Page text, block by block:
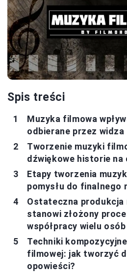
Spis treści
Muzyka filmowa
odbierane przez widza
Tworzenie muzyki
dźwiękowe historie na
Etapy tworzenia
pomysłu do finalnego
Ostateczna produkcja
stanowi złożony
współpracy wielu osób
Techniki
filmowej: jak tworzyć
opowieści?